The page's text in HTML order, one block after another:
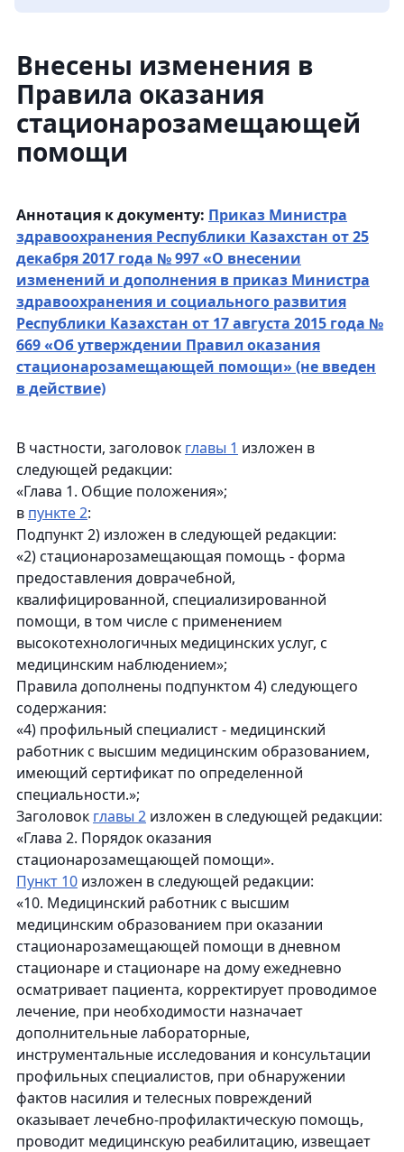
Внесены изменения в
Правила оказания
стационарозамещающей
помощи
Аннотация к документу: Приказ Министра
здравоохранения Республики Казахстан от 25
декабря 2017 года № 997 «О внесении
изменений и дополнения в приказ Министра
здравоохранения и социального развития
Республики Казахстан от 17 августа 2015 года №
669 «Об утверждении Правил оказания
стационарозамещающей помощи» (не введен
в действие)
В частности, заголовок главы 1 изложен в
следующей редакции:
«Глава 1. Общие положения»;
в пункте 2:
Подпункт 2) изложен в следующей редакции:
«2) стационарозамещающая помощь - форма
предоставления доврачебной,
квалифицированной, специализированной
помощи, в том числе с применением
высокотехнологичных медицинских услуг, с
медицинским наблюдением»;
Правила дополнены подпунктом 4) следующего
содержания:
«4) профильный специалист - медицинский
работник с высшим медицинским образованием,
имеющий сертификат по определенной
специальности.»;
Заголовок главы 2 изложен в следующей редакции:
«Глава 2. Порядок оказания
стационарозамещающей помощи».
Пункт 10 изложен в следующей редакции:
«10. Медицинский работник с высшим
медицинским образованием при оказании
стационарозамещающей помощи в дневном
стационаре и стационаре на дому ежедневно
осматривает пациента, корректирует проводимое
лечение, при необходимости назначает
дополнительные лабораторные,
инструментальные исследования и консультации
профильных специалистов, при обнаружении
фактов насилия и телесных повреждений
оказывает лечебно-профилактическую помощь,
проводит медицинскую реабилитацию, извещает